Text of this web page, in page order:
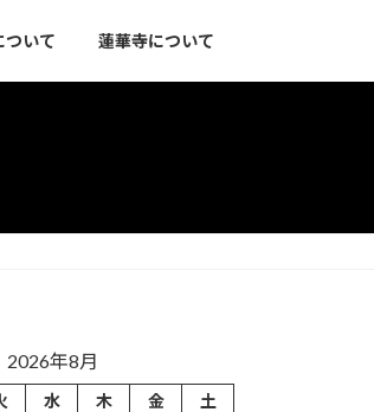
ついて 蓮華寺について
2026年8月
水 木 金
土